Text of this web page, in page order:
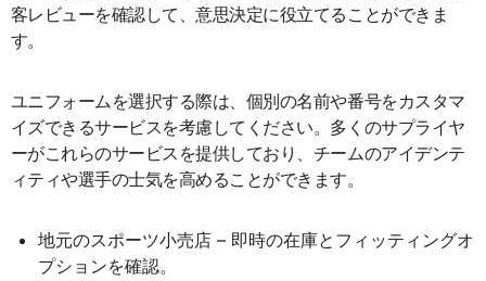
客レビューを確認して、意思決定に役立てることができま
す。
ユニフォームを選択する際は、個別の名前や番号をカスタマ
イズできるサービスを考慮してください。多くのサプライヤ
ーがこれらのサービスを提供しており、チームのアイデンテ
ィティや選手の士気を高めることができます。
地元のスポーツ小売店 – 即時の在庫とフィッティングオ
プションを確認。